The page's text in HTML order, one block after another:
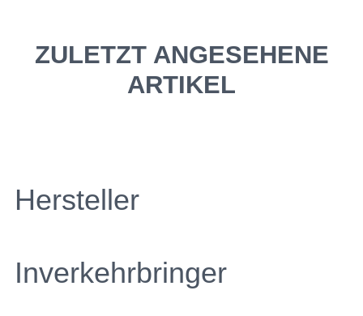
ZULETZT ANGESEHENE
ARTIKEL
Hersteller
Inverkehrbringer